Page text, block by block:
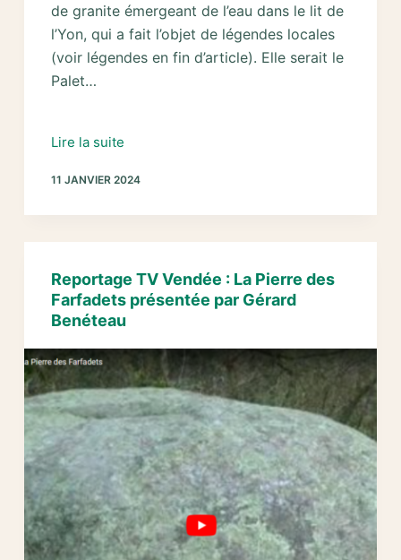
de granite émergeant de l’eau dans le lit de
l’Yon, qui a fait l’objet de légendes locales
(voir légendes en fin d’article). Elle serait le
Palet…
Lire la suiteEtude
la
Tablier
(85),
2023
11 JANVIER 2024
Reportage TV Vendée : La Pierre des
Farfadets présentée par Gérard
Benéteau